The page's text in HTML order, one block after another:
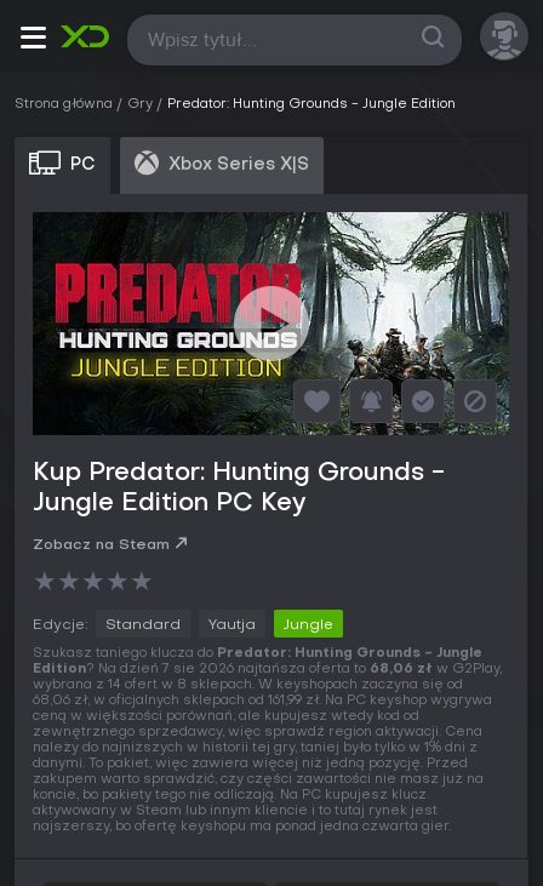
Wszystkie
Strona główna Gry Predator: Hunting Grounds - Jungle Edition
PC Xbox Series X|S
Kup Predator: Hunting Grounds -
Jungle Edition PC Key
Zobacz na Steam
★★★★★
Edycje: Standard Yautja Jungle
Szukasz taniego klucza do Predator: Hunting Grounds - Jungle
Edition? Na dzień 7 sie 2026 najtańsza oferta to 68,06 zł w G2Play,
wybrana z 14 ofert w 8 sklepach. W keyshopach zaczyna się od
68,06 zł, w oficjalnych sklepach od 161,99 zł. Na PC keyshop wygrywa
ceną w większości porównań, ale kupujesz wtedy kod od
zewnętrznego sprzedawcy, więc sprawdź region aktywacji. Cena
należy do najniższych w historii tej gry, taniej było tylko w 1% dni z
danymi. To pakiet, więc zawiera więcej niż jedną pozycję. Przed
zakupem warto sprawdzić, czy części zawartości nie masz już na
koncie, bo pakiety tego nie odliczają. Na PC kupujesz klucz
aktywowany w Steam lub innym kliencie i to tutaj rynek jest
najszerszy, bo ofertę keyshopu ma ponad jedna czwarta gier.